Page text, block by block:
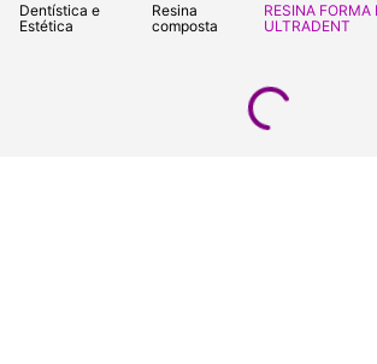
Dentística e
Estética
Resina
composta
RESINA FORMA
ULTRADENT